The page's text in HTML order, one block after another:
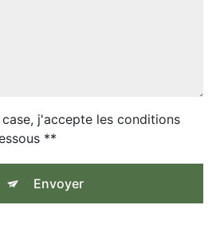
j'accepte les conditions
**
Envoyer